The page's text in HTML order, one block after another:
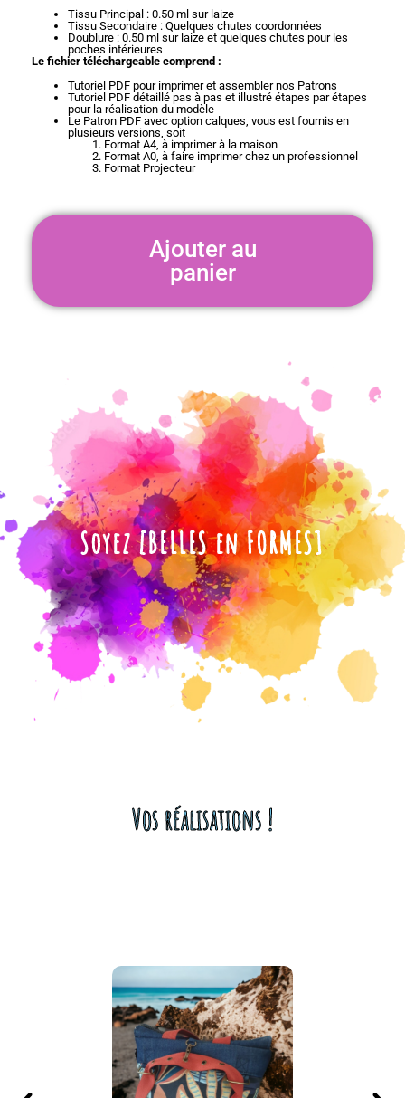
Tissu Principal : 0.50 ml sur laize
Tissu Secondaire : Quelques chutes coordonnées
Doublure : 0.50 ml sur laize et quelques chutes pour les
poches intérieures
Le fichier téléchargeable comprend :
Tutoriel PDF pour imprimer et assembler nos Patrons
Tutoriel PDF détaillé pas à pas et illustré étapes par étapes
pour la réalisation du modèle
Le Patron PDF avec option calques, vous est fournis en
plusieurs versions, soit
Format A4, à imprimer à la maison
Format A0, à faire imprimer chez un professionnel
Format Projecteur
Ajouter au
panier
Soyez [BELLES en FORMES]
Vos réalisations !